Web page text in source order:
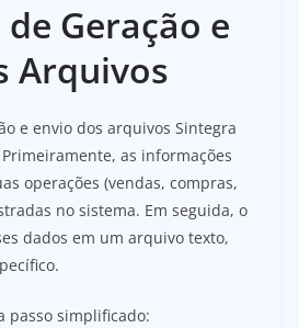
Geração e
Arquivos
e envio dos arquivos Sintegra
as informações
operações (vendas, compras,
no sistema. Em seguida, o
dados em um arquivo texto,
passo simplificado: